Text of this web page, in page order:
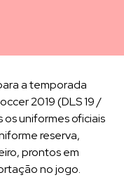
a temporada
2019 (DLS 19 /
uniformes oficiais
reserva,
prontos em
no jogo.